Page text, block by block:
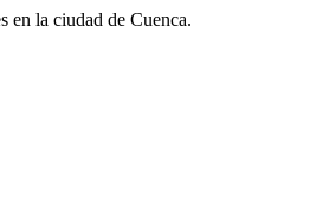
la ciudad de Cuenca.